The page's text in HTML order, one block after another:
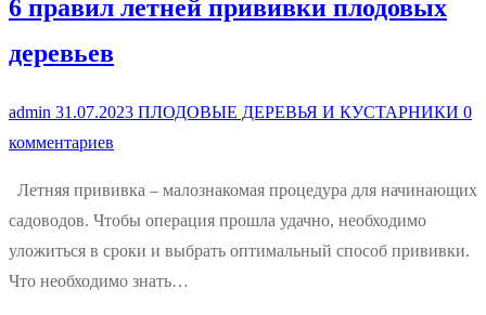
6 правил летней прививки плодовых
деревьев
admin 31.07.2023 ПЛОДОВЫЕ ДЕРЕВЬЯ И КУСТАРНИКИ 0
комментариев
Летняя прививка – малознакомая процедура для начинающих
садоводов. Чтобы операция прошла удачно, необходимо
уложиться в сроки и выбрать оптимальный способ прививки.
Что необходимо знать…